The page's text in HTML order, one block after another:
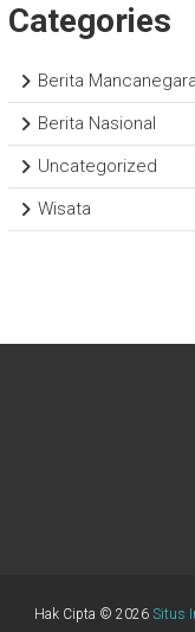
Categories
Berita Mancanegara
Berita Nasional
Uncategorized
Wisata
Hak Cipta © 2026 Situs